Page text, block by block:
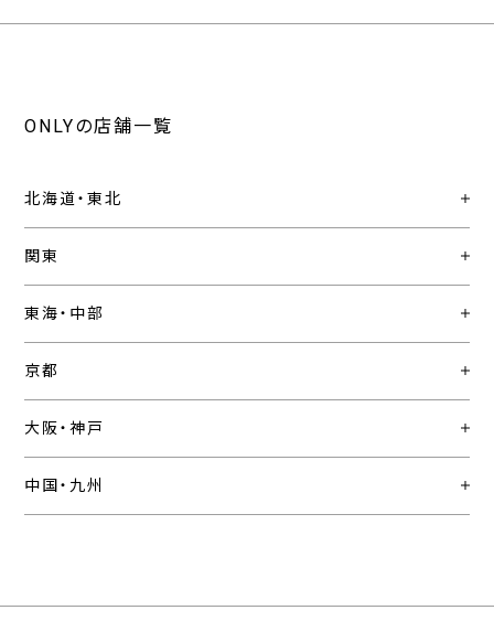
ONLYの店舗一覧
北海道・東北
関東
東海・中部
京都
大阪・神戸
中国・九州